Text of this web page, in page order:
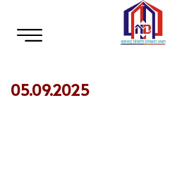
05.09.2025